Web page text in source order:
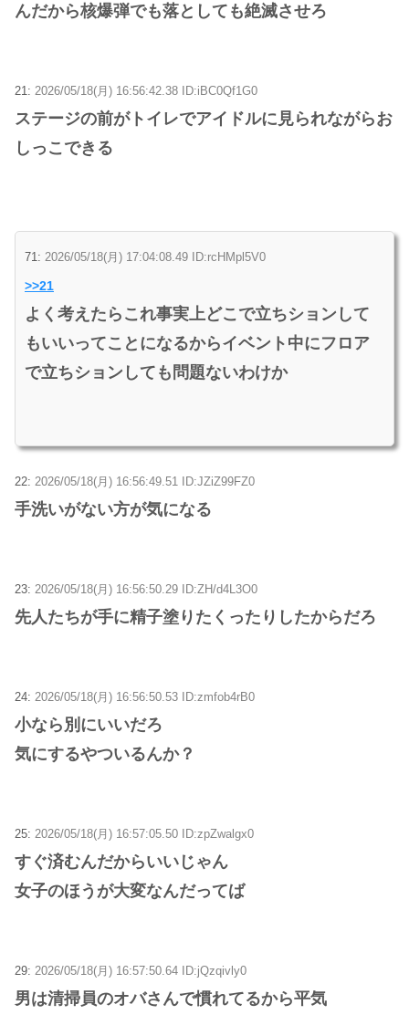
んだから核爆弾でも落としても絶滅させろ
21: 2026/05/18(月) 16:56:42.38 ID:iBC0Qf1G0
ステージの前がトイレでアイドルに見られながらお
しっこできる
71: 2026/05/18(月) 17:04:08.49 ID:rcHMpl5V0
>>21
よく考えたらこれ事実上どこで立ちションして
もいいってことになるからイベント中にフロア
で立ちションしても問題ないわけか
22: 2026/05/18(月) 16:56:49.51 ID:JZiZ99FZ0
手洗いがない方が気になる
23: 2026/05/18(月) 16:56:50.29 ID:ZH/d4L3O0
先人たちが手に精子塗りたくったりしたからだろ
24: 2026/05/18(月) 16:56:50.53 ID:zmfob4rB0
小なら別にいいだろ
気にするやついるんか？
25: 2026/05/18(月) 16:57:05.50 ID:zpZwalgx0
すぐ済むんだからいいじゃん
女子のほうが大変なんだってば
29: 2026/05/18(月) 16:57:50.64 ID:jQzqivly0
男は清掃員のオバさんで慣れてるから平気